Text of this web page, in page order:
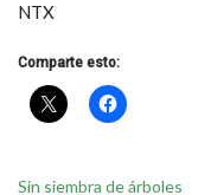
NTX
Comparte esto:
Sin siembra de árboles